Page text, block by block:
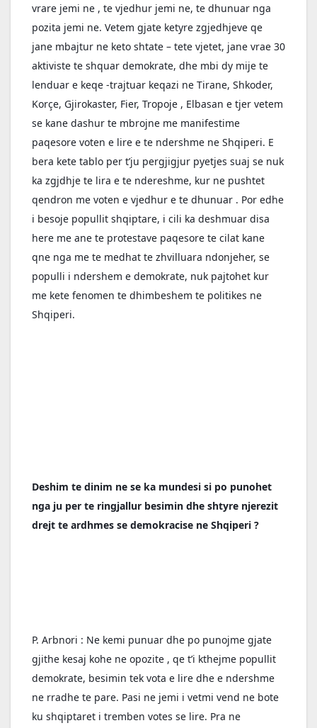
vrare jemi ne , te vjedhur jemi ne, te dhunuar nga
pozita jemi ne. Vetem gjate ketyre zgjedhjeve qe
jane mbajtur ne keto shtate – tete vjetet, jane vrae 30
aktiviste te shquar demokrate, dhe mbi dy mije te
lenduar e keqe -trajtuar keqazi ne Tirane, Shkoder,
Korçe, Gjirokaster, Fier, Tropoje , Elbasan e tjer vetem
se kane dashur te mbrojne me manifestime
paqesore voten e lire e te ndershme ne Shqiperi. E
bera kete tablo per t’ju pergjigjur pyetjes suaj se nuk
ka zgjdhje te lira e te ndereshme, kur ne pushtet
qendron me voten e vjedhur e te dhunuar . Por edhe
i besoje popullit shqiptare, i cili ka deshmuar disa
here me ane te protestave paqesore te cilat kane
qne nga me te medhat te zhvilluara ndonjeher, se
populli i ndershem e demokrate, nuk pajtohet kur
me kete fenomen te dhimbeshem te politikes ne
Shqiperi.
Deshim te dinim ne se ka mundesi si po punohet
nga ju per te ringjallur besimin dhe shtyre njerezit
drejt te ardhmes se demokracise ne Shqiperi ?
P. Arbnori : Ne kemi punuar dhe po punojme gjate
gjithe kesaj kohe ne opozite , qe t’i kthejme popullit
demokrate, besimin tek vota e lire dhe e ndershme
ne rradhe te pare. Pasi ne jemi i vetmi vend ne bote
ku shqiptaret i tremben votes se lire. Pra ne